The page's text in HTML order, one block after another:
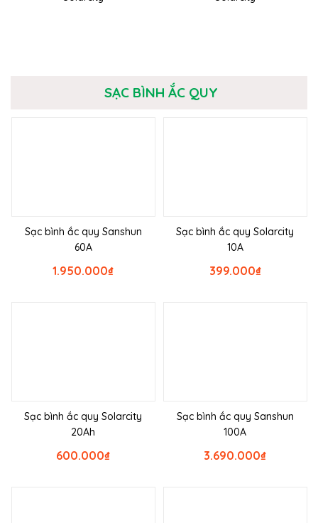
SẠC BÌNH ẮC QUY
Sạc bình ắc quy Sanshun
60A
₫
1.950.000
Sạc bình ắc quy Solarcity
10A
₫
399.000
Sạc bình ắc quy Solarcity
20Ah
₫
600.000
Sạc bình ắc quy Sanshun
100A
₫
3.690.000